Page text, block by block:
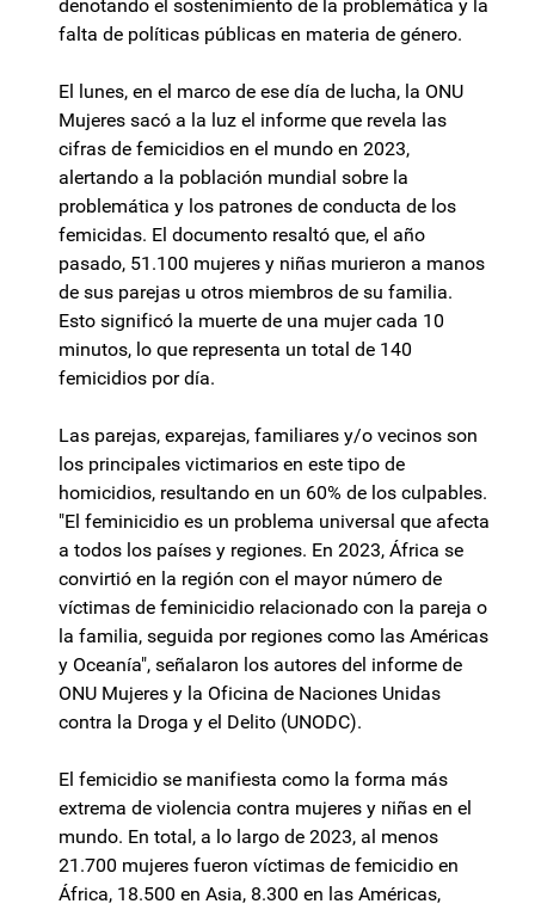
denotando el sostenimiento de la problemática y la
falta de políticas públicas en materia de género.
El lunes, en el marco de ese día de lucha, la ONU
Mujeres sacó a la luz el informe que revela las
cifras de femicidios en el mundo en 2023,
alertando a la población mundial sobre la
problemática y los patrones de conducta de los
femicidas. El documento resaltó que, el año
pasado, 51.100 mujeres y niñas murieron a manos
de sus parejas u otros miembros de su familia.
Esto significó la muerte de una mujer cada 10
minutos, lo que representa un total de 140
femicidios por día.
Las parejas, exparejas, familiares y/o vecinos son
los principales victimarios en este tipo de
homicidios, resultando en un 60% de los culpables.
"El feminicidio es un problema universal que afecta
a todos los países y regiones. En 2023, África se
convirtió en la región con el mayor número de
víctimas de feminicidio relacionado con la pareja o
la familia, seguida por regiones como las Américas
y Oceanía", señalaron los autores del informe de
ONU Mujeres y la Oficina de Naciones Unidas
contra la Droga y el Delito (UNODC).
El femicidio se manifiesta como la forma más
extrema de violencia contra mujeres y niñas en el
mundo. En total, a lo largo de 2023, al menos
21.700 mujeres fueron víctimas de femicidio en
África, 18.500 en Asia, 8.300 en las Américas,